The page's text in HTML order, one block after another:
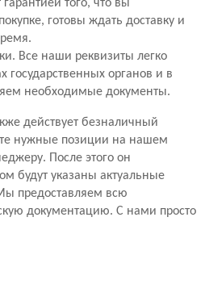
того, что вы
готовы ждать доставку и
Все наши реквизиты легко
государственных органов и в
необходимые документы.
действует безналичный
нужные позиции на нашем
После этого он
будут указаны актуальные
предоставляем всю
документацию. С нами просто